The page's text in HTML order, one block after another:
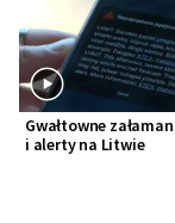
Gwałtowne
i alerty na Litwie